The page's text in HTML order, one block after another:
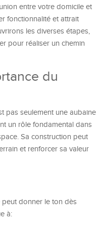
entre votre domicile et
fonctionnalité et attrait
les diverses étapes,
pour réaliser un chemin
du
pas seulement une aubaine
un rôle fondamental dans
Sa construction peut
et renforcer sa valeur
peut donner le ton dès
à: